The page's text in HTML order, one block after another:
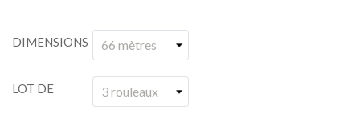
DIMENSIONS
LOT DE